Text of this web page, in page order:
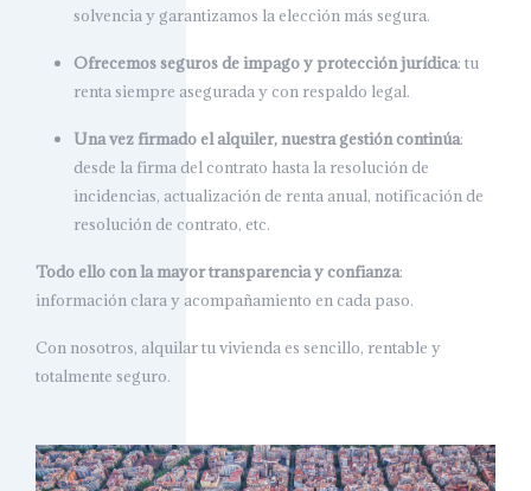
solvencia y garantizamos la elección más segura.
Ofrecemos seguros de impago y protección jurídica: tu
renta siempre asegurada y con respaldo legal.
Una vez firmado el alquiler, nuestra gestión continúa:
desde la firma del contrato hasta la resolución de
incidencias, actualización de renta anual, notificación de
resolución de contrato, etc.
Todo ello con la mayor transparencia y confianza:
información clara y acompañamiento en cada paso.
Con nosotros, alquilar tu vivienda es sencillo, rentable y
totalmente seguro.